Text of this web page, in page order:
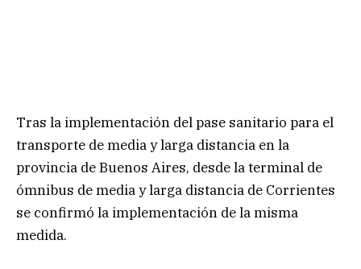
Tras la implementación del pase sanitario para el
transporte de media y larga distancia en la
provincia de Buenos Aires, desde la terminal de
ómnibus de media y larga distancia de Corrientes
se confirmó la implementación de la misma
medida.